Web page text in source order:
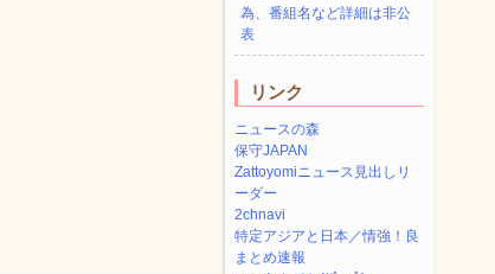
為、番組名など詳細は非公
表
リンク
ニュースの森
保守JAPAN
Zattoyomiニュース見出しリ
ーダー
2chnavi
特定アジアと日本／情強！良
まとめ速報